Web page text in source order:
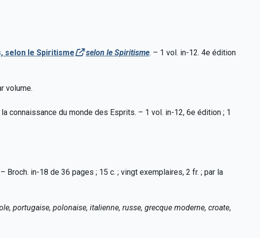
selon le Spiritisme selon le Spiritisme. – 1 vol. in-12. 4e édition
volume.
connaissance du monde des Esprits. – 1 vol. in-12, 6e édition ; 1
Broch. in-18 de 36 pages ; 15 c. ; vingt exemplaires, 2 fr. ; par la
portugaise, polonaise, italienne, russe, grecque moderne, croate,